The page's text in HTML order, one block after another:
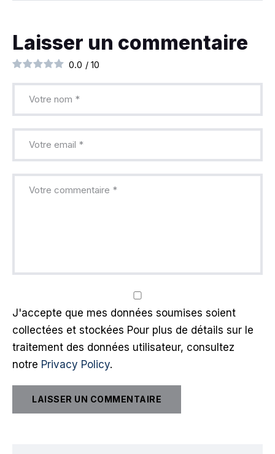
Laisser un commentaire
0.0 / 10
J'accepte que mes données soumises soient
collectées et stockées Pour plus de détails sur le
traitement des données utilisateur, consultez
notre Privacy Policy.